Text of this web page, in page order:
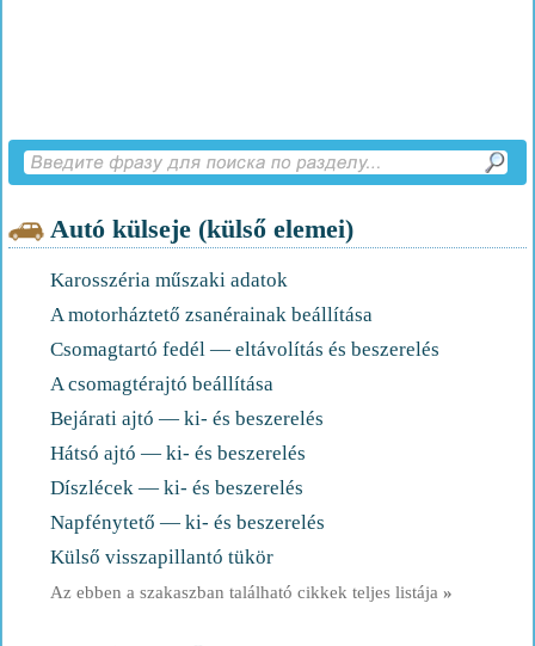
Autó külseje (külső elemei)
Karosszéria műszaki adatok
A motorháztető zsanérainak beállítása
Csomagtartó fedél — eltávolítás és beszerelés
A csomagtérajtó beállítása
Bejárati ajtó — ki- és beszerelés
Hátsó ajtó — ki- és beszerelés
Díszlécek — ki- és beszerelés
Napfénytető — ki- és beszerelés
Külső visszapillantó tükör
Az ebben a szakaszban található cikkek teljes listája »